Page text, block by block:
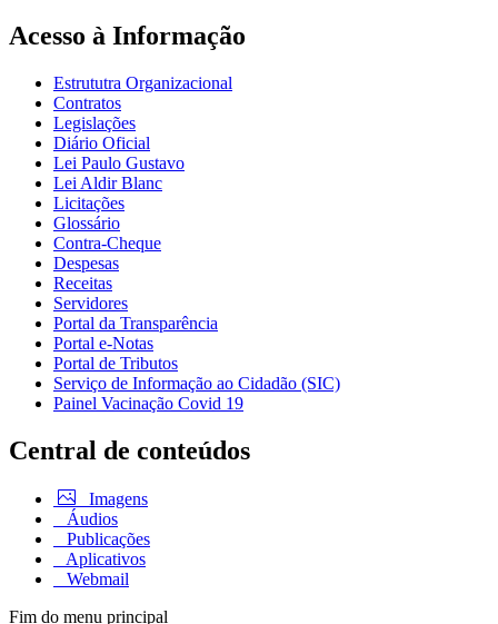
Acesso à Informação
Estrututra Organizacional
Contratos
Legislações
Diário Oficial
Lei Paulo Gustavo
Lei Aldir Blanc
Licitações
Glossário
Contra-Cheque
Despesas
Receitas
Servidores
Portal da Transparência
Portal e-Notas
Portal de Tributos
Serviço de Informação ao Cidadão (SIC)
Painel Vacinação Covid 19
Central de conteúdos
Imagens
Áudios
Publicações
Aplicativos
Webmail
Fim do menu principal